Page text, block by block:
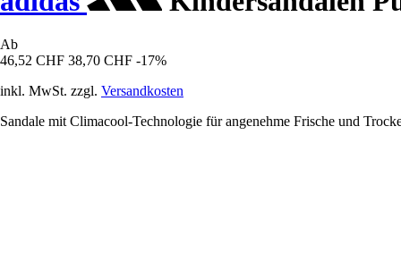
Ab
46,52 CHF 38,70 CHF -17%
inkl. MwSt. zzgl. Versandkosten
Sandale mit Climacool-Technologie für angenehme Frische und